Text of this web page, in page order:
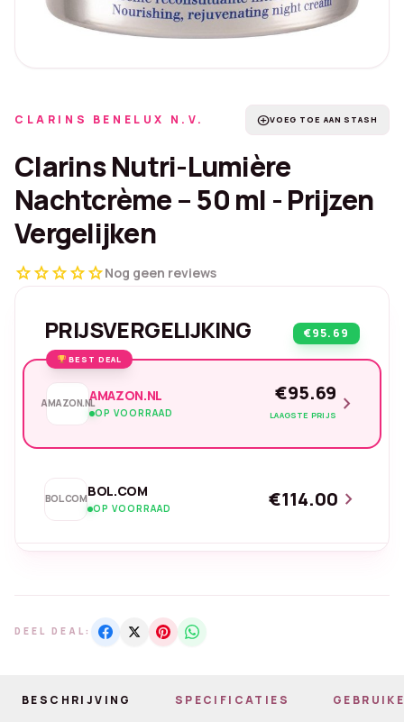
CLARINS BENELUX N.V. add_circleVOEG TOE AAN STASH
Clarins Nutri-Lumière
Nachtcrème – 50 ml - Prijzen
Vergelijken
starstarstarstarstarNog geen reviews
PRIJSVERGELIJKING €95.69
BEST DEAL
AMAZON.NLAMAZON.NL
OP VOORRAAD
€95.69
LAAGSTE PRIJS chevron_right
BOL.COMBOL.COM
OP VOORRAAD €114.00 chevron_right
DEEL DEAL:
BESCHRIJVING SPECIFICATIES